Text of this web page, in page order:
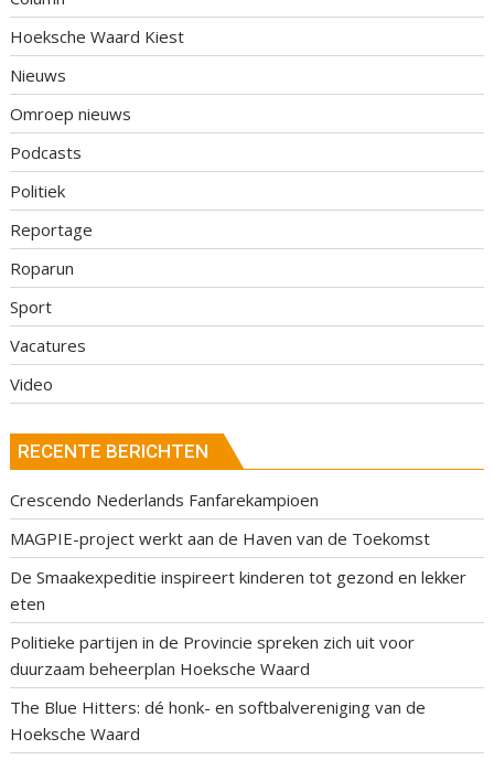
Hoeksche Waard Kiest
Nieuws
Omroep nieuws
Podcasts
Politiek
Reportage
Roparun
Sport
Vacatures
Video
RECENTE BERICHTEN
Crescendo Nederlands Fanfarekampioen
MAGPIE-project werkt aan de Haven van de Toekomst
De Smaakexpeditie inspireert kinderen tot gezond en lekker
eten
Politieke partijen in de Provincie spreken zich uit voor
duurzaam beheerplan Hoeksche Waard
The Blue Hitters: dé honk- en softbalvereniging van de
Hoeksche Waard